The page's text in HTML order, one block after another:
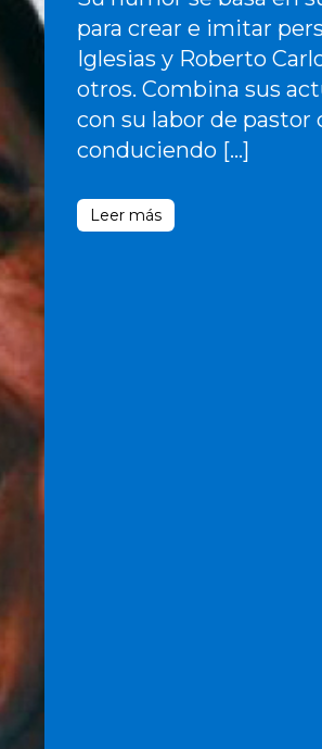
para crear e imitar
Iglesias y Roberto
otros. Combina sus
con su labor de pastor
conduciendo […]
Leer más